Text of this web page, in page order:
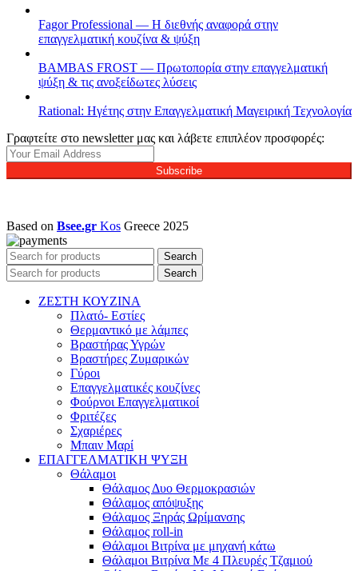
Fagor Professional — Η διεθνής αναφορά στην
επαγγελματική κουζίνα & ψύξη
BAMBAS FROST — Πρωτοπορία στην επαγγελματική
ψύξη & τις ανοξείδωτες λύσεις
Rational: Ηγέτης στην Επαγγελματική Μαγειρική Τεχνολογία
Γραφτείτε στο newsletter μας και λάβετε επιπλέον προσφορές:
Subscribe
Based on Bsee.gr Kos Greece 2025
Search
Search
ΖΕΣΤΗ ΚΟΥΖΙΝΑ
Πλατό- Εστίες
Θερμαντικό με λάμπες
Βραστήρας Υγρών
Βραστήρες Ζυμαρικών
Γύροι
Επαγγελματικές κουζίνες
Φούρνοι Επαγγελματικοί
Φριτέζες
Σχαριέρες
Μπαιν Μαρί
ΕΠΑΓΓΕΛΜΑΤΙΚΗ ΨΥΞΗ
Θάλαμοι
Θάλαμος Δυο Θερμοκρασιών
Θάλαμος απόψυξης
Θάλαμος Ξηράς Ωρίμανσης
Θάλαμος roll-in
Θάλαμοι Βιτρίνα με μηχανή κάτω
Θάλαμοι Βιτρίνα Με 4 Πλευρές Τζαμιού